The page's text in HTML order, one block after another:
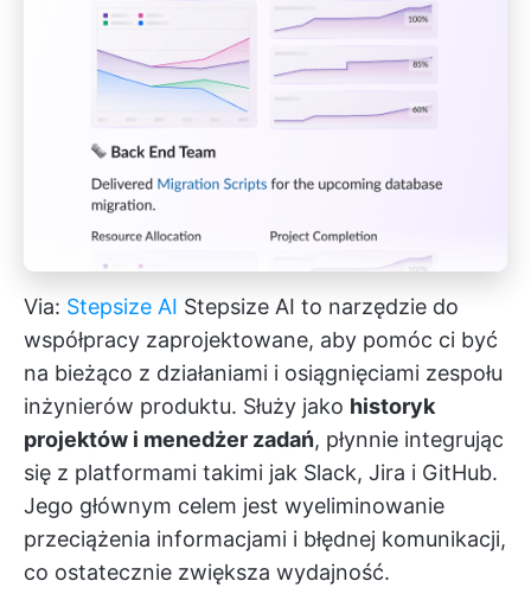
Via: Stepsize AI Stepsize AI to narzędzie do
współpracy zaprojektowane, aby pomóc ci być
na bieżąco z działaniami i osiągnięciami zespołu
inżynierów produktu. Służy jako historyk
projektów i menedżer zadań, płynnie integrując
się z platformami takimi jak Slack, Jira i GitHub.
Jego głównym celem jest wyeliminowanie
przeciążenia informacjami i błędnej komunikacji,
co ostatecznie zwiększa wydajność.